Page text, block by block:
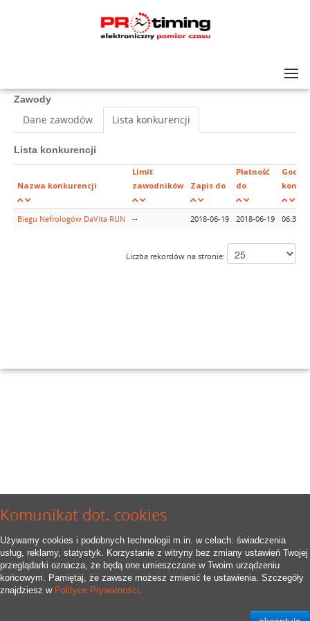
Komunikat dot. cookies
Używamy cookies i podobnych technologii m.in. w celach: świadczenia
usług, reklamy, statystyk. Korzystanie z witryny bez zmiany ustawień Twojej
przeglądarki oznacza, że będą one umieszczane w Twoim urządzeniu
końcowym. Pamiętaj, że zawsze możesz zmienić te ustawienia. Szczegóły
znajdziesz w Polityce Prywatności.
Zawody
Dane zawodów Lista konkurencji
Lista konkurencji
Nazwa konkurencji
Limit
zawodników
Zapis do
Płatność
do
Biegu Nefrologów DaVita RUN -- 2018-06-19 2018-06-19 06:30
Liczba rekordów na stronie: